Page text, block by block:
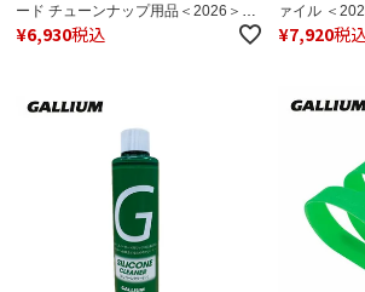
ード チューンナップ用品＜2026＞
TAA1000-25 ﾀﾞｲﾔﾓﾝﾄﾞｽﾄｰﾝ
¥6,930税込
ァイル ＜
1000 スノボ
¥7,920税